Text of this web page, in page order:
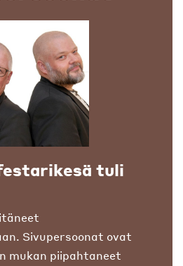
tuli
Sivupersoonat ovat
mukan piipahtaneet